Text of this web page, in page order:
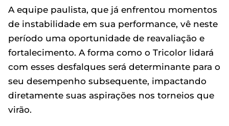
A equipe paulista, que já enfrentou momentos
de instabilidade em sua performance, vê neste
período uma oportunidade de reavaliação e
fortalecimento. A forma como o Tricolor lidará
com esses desfalques será determinante para o
seu desempenho subsequente, impactando
diretamente suas aspirações nos torneios que
virão.